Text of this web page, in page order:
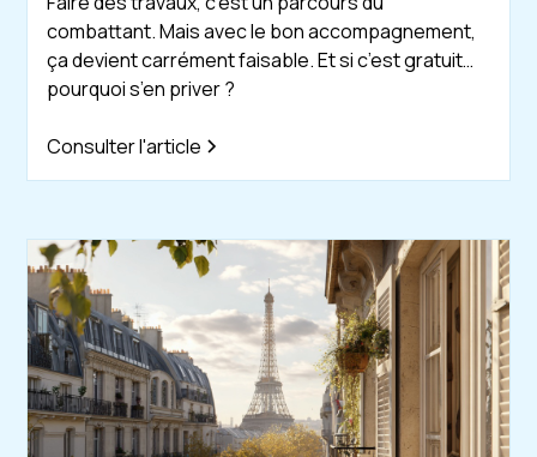
combattant. Mais avec le bon accompagnement,
ça devient carrément faisable. Et si c’est gratuit…
pourquoi s’en priver ?
Consulter l'article